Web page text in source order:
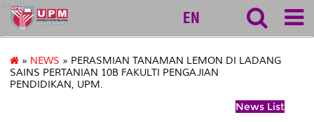
ktdi
EN
» NEWS » PERASMIAN TANAMAN LEMON DI LADANG
SAINS PERTANIAN 10B FAKULTI PENGAJIAN
PENDIDIKAN, UPM.
News List